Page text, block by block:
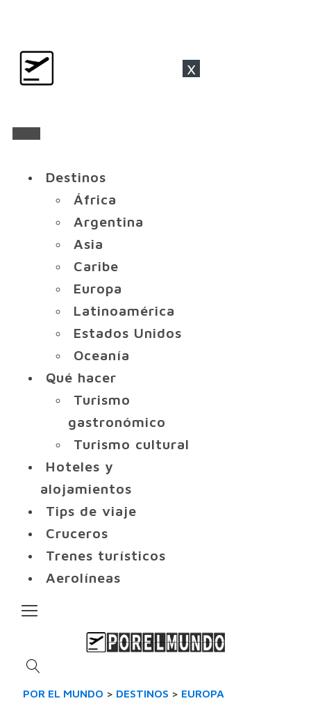
x
Destinos
África
Argentina
Asia
Caribe
Europa
Latinoamérica
Estados Unidos
Oceanía
Qué hacer
Turismo
gastronómico
Turismo cultural
Hoteles y
alojamientos
Tips de viaje
Cruceros
Trenes turísticos
Aerolíneas
POR EL MUNDO > DESTINOS > EUROPA